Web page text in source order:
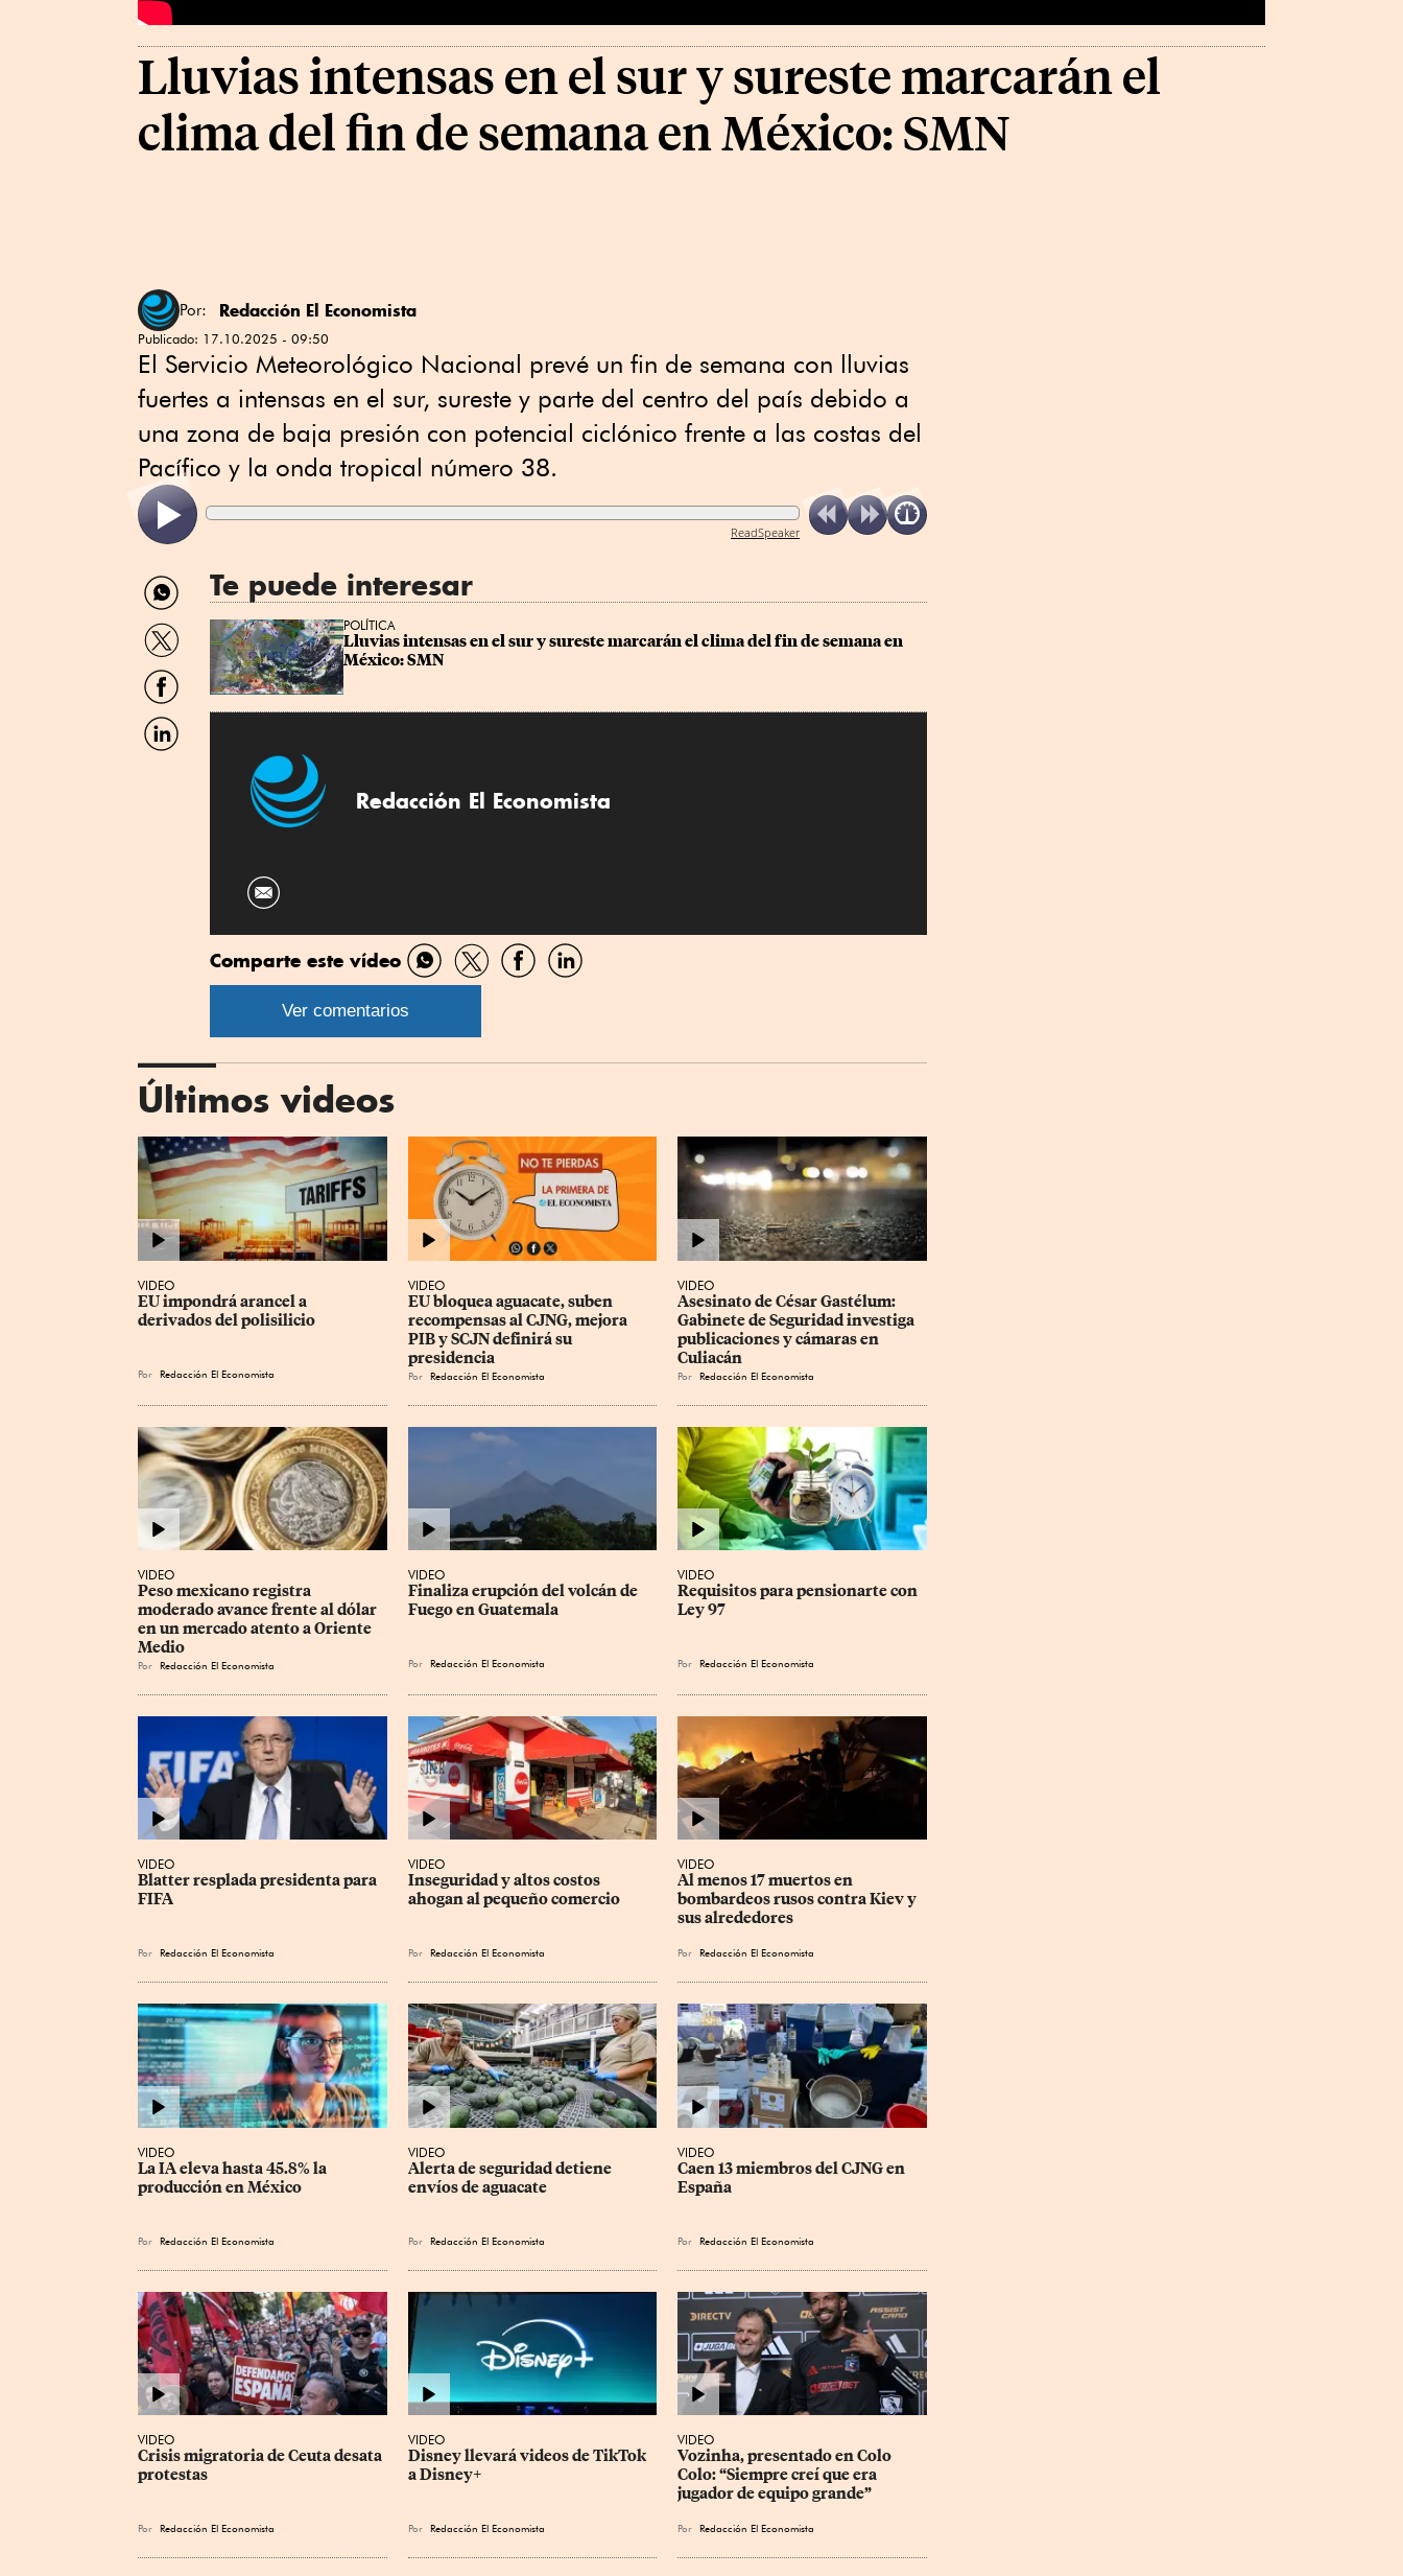
Lluvias intensas en el sur y sureste marcarán el
clima del fin de semana en México: SMN
Por: Redacción El Economista
Publicado: 17.10.2025 - 09:50
El Servicio Meteorológico Nacional prevé un fin de semana con lluvias
fuertes a intensas en el sur, sureste y parte del centro del país debido a
una zona de baja presión con potencial ciclónico frente a las costas del
Pacífico y la onda tropical número 38.
ReadSpeaker
Compartir
por
WhatsApp
Compartir
por
Twitter
Compartir
por
Facebook
Compartir
por
Te puede interesar
POLÍTICA
Lluvias intensas en el sur y sureste marcarán el clima del fin de semana en
México: SMN
Redacción El Economista
Comparte este vídeo
Compartir
por
Compartir
por
CompartirCompartir
Ver comentarios
Últimos videos
VIDEO
EU impondrá arancel a
derivados del polisilicio
Por Redacción El Economista
VIDEO
EU bloquea aguacate, suben
recompensas al CJNG, mejora
PIB y SCJN definirá su
presidencia
Por Redacción El Economista
VIDEO
Asesinato de César Gastélum:
Gabinete de Seguridad investiga
publicaciones y cámaras en
Culiacán
Por Redacción El Economista
VIDEO
Peso mexicano registra
moderado avance frente al dólar
en un mercado atento a Oriente
Medio
Por Redacción El Economista
VIDEO
Finaliza erupción del volcán de
Fuego en Guatemala
Por Redacción El Economista
VIDEO
Requisitos para pensionarte con
Ley 97
Por Redacción El Economista
VIDEO
Blatter resplada presidenta para
FIFA
Por Redacción El Economista
VIDEO
Inseguridad y altos costos
ahogan al pequeño comercio
Por Redacción El Economista
VIDEO
Al menos 17 muertos en
bombardeos rusos contra Kiev y
sus alrededores
Por Redacción El Economista
VIDEO
La IA eleva hasta 45.8% la
producción en México
Por Redacción El Economista
VIDEO
Alerta de seguridad detiene
envíos de aguacate
Por Redacción El Economista
VIDEO
Caen 13 miembros del CJNG en
España
Por Redacción El Economista
VIDEO
Crisis migratoria de Ceuta desata
protestas
Por Redacción El Economista
VIDEO
Disney llevará videos de TikTok
a Disney+
Por Redacción El Economista
VIDEO
Vozinha, presentado en Colo
Colo: “Siempre creí que era
jugador de equipo grande”
Por Redacción El Economista